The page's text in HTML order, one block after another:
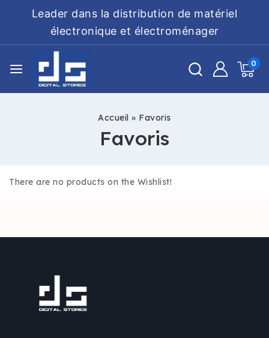
Leader dans la distribution de matériel
électronique et électroménager
0
Accueil » Favoris
Favoris
There are no products on the Wishlist!